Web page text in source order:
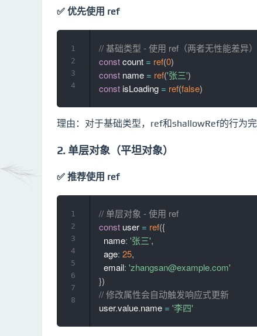
✅ 优先使用 ref
// 基础类型 - 使用 ref（两者无性能差异）
const count = ref(0)
const name = ref('张三')
const isLoading = ref(false)
1
2
3
4
理由：对于基础类型，ref和shallowRef的行为
2. 单层对象（平坦对象）
✅ 推荐使用 ref
// 单层对象 - 使用 ref
const user = ref({
  name
: '张三',
  age
: 25,
  email
: 'zhangsan@example.com'
})
// 修改属性会自动触发响应式更新
user.value.name = '李四'
1
2
3
4
5
6
7
8